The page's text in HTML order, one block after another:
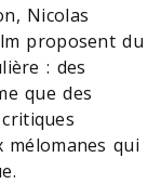
Nicolas
proposent du
: des
que des
mélomanes qui